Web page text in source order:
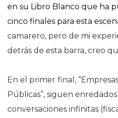
en su Libro Blanco que ha
cinco finales para esta
camarero, pero de mi
detrás de esta barra, creo
En el primer final,
Públicas”, siguen
conversaciones infinitas